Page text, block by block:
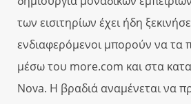
των εισιτηρίων έχει ήδη
ενδιαφερόμενοι μπορούν να τα
μέσω του more.com και στα
Nova. Η βραδιά αναμένεται να